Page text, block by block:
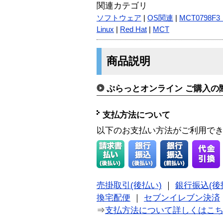
関連カテゴリ
ソフトウェア OS関連
MCT0798F3
Linux
Red Hat MCT
商品説明
ぷらっとオンライン ご購入の
支払方法について
以下のお支払い方法がご利用で
売掛取引(後払い)
銀行振込(後
換宅配便
セブンイレブン決済
⇒支払方法について詳しくはこ